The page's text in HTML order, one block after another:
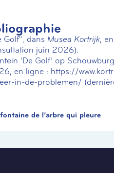
Golf", dans Musea Kortrijk,
juin 2026).
‘De Golf’ op
en ligne : https://
in-de-problemen/
de l’arbre qui pleure